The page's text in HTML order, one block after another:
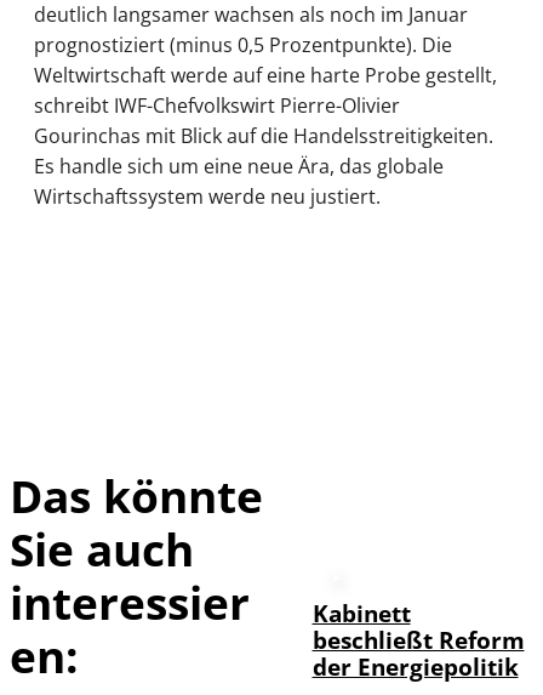
deutlich langsamer wachsen als noch im Januar
prognostiziert (minus 0,5 Prozentpunkte). Die
Weltwirtschaft werde auf eine harte Probe gestellt,
schreibt IWF-Chefvolkswirt Pierre-Olivier
Gourinchas mit Blick auf die Handelsstreitigkeiten.
Es handle sich um eine neue Ära, das globale
Wirtschaftssystem werde neu justiert.
Das könnte
Sie auch
interessier
en:
Kabinett
beschließt Reform
der Energiepolitik